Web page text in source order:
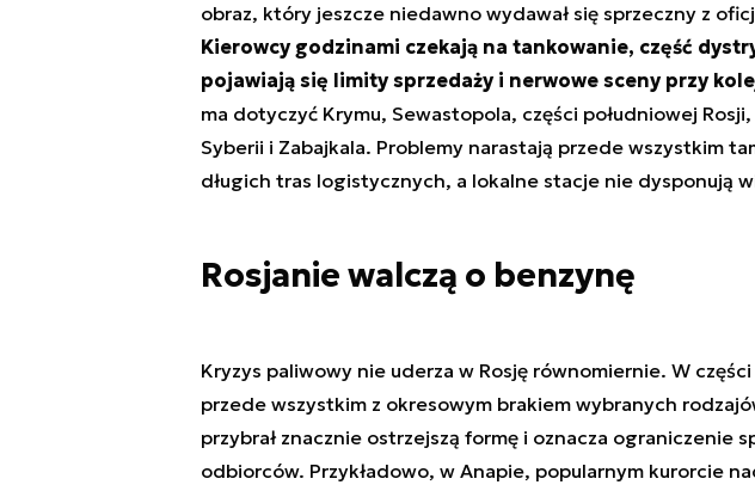
obraz, który jeszcze niedawno wydawał się sprzeczny z
Kierowcy godzinami czekają na tankowanie, część
pojawiają się limity sprzedaży i nerwowe sceny przy
ma dotyczyć Krymu, Sewastopola, części południowej
Syberii i Zabajkala. Problemy narastają przede wszystkim
długich tras logistycznych, a lokalne stacje nie dysponują
Rosjanie walczą o benzynę
Kryzys paliwowy nie uderza w Rosję równomiernie. W
przede wszystkim z okresowym brakiem wybranych
przybrał znacznie ostrzejszą formę i oznacza ograniczenie
odbiorców. Przykładowo, w Anapie, popularnym kurorcie